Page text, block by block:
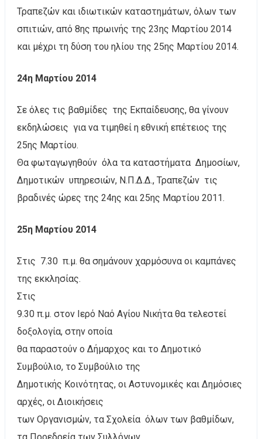
Τραπεζών και ιδιωτικών καταστημάτων, όλων των
σπιτιών, από 8ης πρωινής της 23ης Μαρτίου 2014
και μέχρι τη δύση του ηλίου της 25ης Μαρτίου 2014.
24η Μαρτίου 2014
Σε όλες τις βαθμίδες της Εκπαίδευσης, θα γίνουν
εκδηλώσεις για να τιμηθεί η εθνική επέτειος της
25ης Μαρτίου.
Θα φωταγωγηθούν όλα τα καταστήματα Δημοσίων,
Δημοτικών υπηρεσιών, Ν.Π.Δ.Δ., Τραπεζών τις
βραδινές ώρες της 24ης και 25ης Μαρτίου 2011.
25η Μαρτίου 2014
Στις 7.30 π.μ. θα σημάνουν χαρμόσυνα οι καμπάνες
της εκκλησίας.
Στις
9.30 π.μ. στον Ιερό Ναό Αγίου Νικήτα θα τελεστεί
δοξολογία, στην οποία
θα παραστούν ο Δήμαρχος και το Δημοτικό
Συμβούλιο, το Συμβούλιο της
Δημοτικής Κοινότητας, οι Αστυνομικές και Δημόσιες
αρχές, οι Διοικήσεις
των Οργανισμών, τα Σχολεία όλων των βαθμίδων,